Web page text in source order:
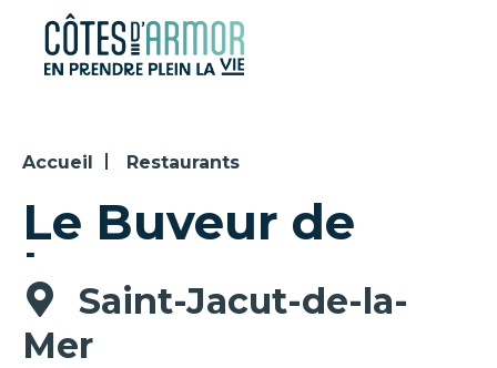
Panneau de gestion des cookies
Accueil Restaurants
Le Buveur de
Lune
Saint-Jacut-de-la-
Mer